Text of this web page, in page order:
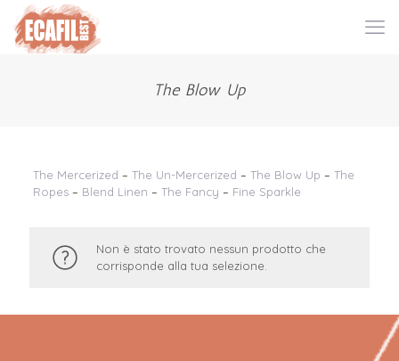
The Blow Up
The Mercerized – The Un-Mercerized – The Blow Up – The
Ropes– Blend Linen – The Fancy – Fine Sparkle
Non è stato trovato nessun prodotto che
corrisponde alla tua selezione.